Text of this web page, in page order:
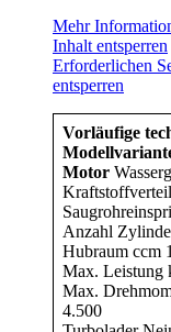
Mehr
Inhalt entsperren
Erforderlichen
entsperren
Vorläufige
Motor
Anzahl
Hubraum ccm
Max. Leistung
Max.
4.500